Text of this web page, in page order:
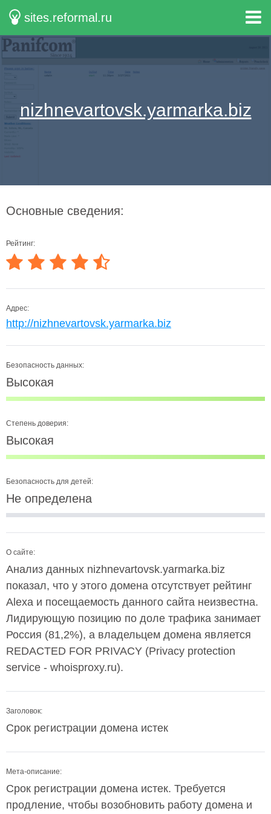
sites.reformal.ru
nizhnevartovsk.yarmarka.biz
Основные сведения:
Рейтинг:
Адрес:
http://nizhnevartovsk.yarmarka.biz
Безопасность данных:
Высокая
Степень доверия:
Высокая
Безопасность для детей:
Не определена
О сайте:
Анализ данных nizhnevartovsk.yarmarka.biz
показал, что у этого домена отсутствует рейтинг
Alexa и посещаемость данного сайта неизвестна.
Лидирующую позицию по доле трафика занимает
Россия (81,2%), а владельцем домена является
REDACTED FOR PRIVACY (Privacy protection
service - whoisproxy.ru).
Заголовок:
Срок регистрации домена истек
Мета-описание:
Срок регистрации домена истек. Требуется
продление, чтобы возобновить работу домена и